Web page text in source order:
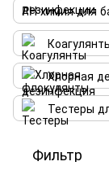
PH химия для
Хлорная
Тестеры
Фильтр